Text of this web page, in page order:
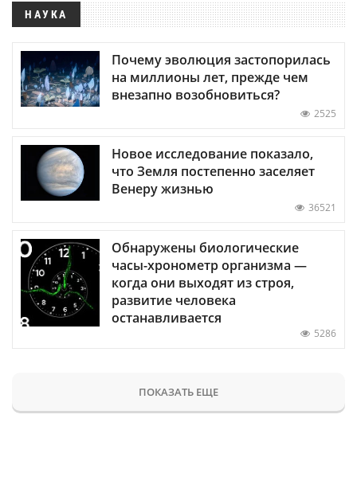
НАУКА
Почему эволюция застопорилась
на миллионы лет, прежде чем
внезапно возобновиться?
2525
Новое исследование показало,
что Земля постепенно заселяет
Венеру жизнью
36521
Обнаружены биологические
часы-хронометр организма —
когда они выходят из строя,
развитие человека
останавливается
5286
ПОКАЗАТЬ ЕЩЕ